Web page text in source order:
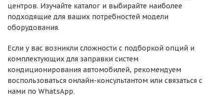
центров. Изучайте каталог и выбирайте наиболее
подходящие для ваших потребностей модели
оборудования.
Если у вас возникли сложности с подборкой опций и
комплектующих для заправки систем
кондиционирования автомобилей, рекомендуем
воспользоваться онлайн-консультантом или связаться с
нами по WhatsApp.